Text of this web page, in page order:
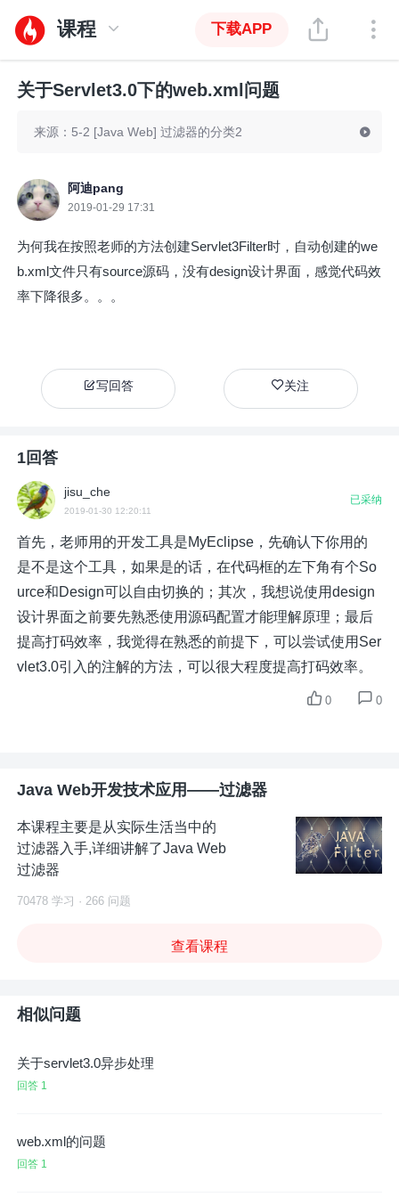
课程 下载APP
关于Servlet3.0下的web.xml问题
来源：5-2 [Java Web] 过滤器的分类2
阿迪pang
2019-01-29 17:31
为何我在按照老师的方法创建Servlet3Filter时，自动创建的we
b.xml文件只有source源码，没有design设计界面，感觉代码效
率下降很多。。。
写回答 关注
1回答
jisu_che
2019-01-30 12:20:11
已采纳
首先，老师用的开发工具是MyEclipse，先确认下你用的
是不是这个工具，如果是的话，在代码框的左下角有个So
urce和Design可以自由切换的；其次，我想说使用design
设计界面之前要先熟悉使用源码配置才能理解原理；最后
提高打码效率，我觉得在熟悉的前提下，可以尝试使用Ser
vlet3.0引入的注解的方法，可以很大程度提高打码效率。
0
0
Java Web开发技术应用——过滤器
本课程主要是从实际生活当中的
过滤器入手,详细讲解了Java Web
过滤器
70478 学习 · 266 问题
查看课程
相似问题
关于servlet3.0异步处理
回答 1
web.xml的问题
回答 1